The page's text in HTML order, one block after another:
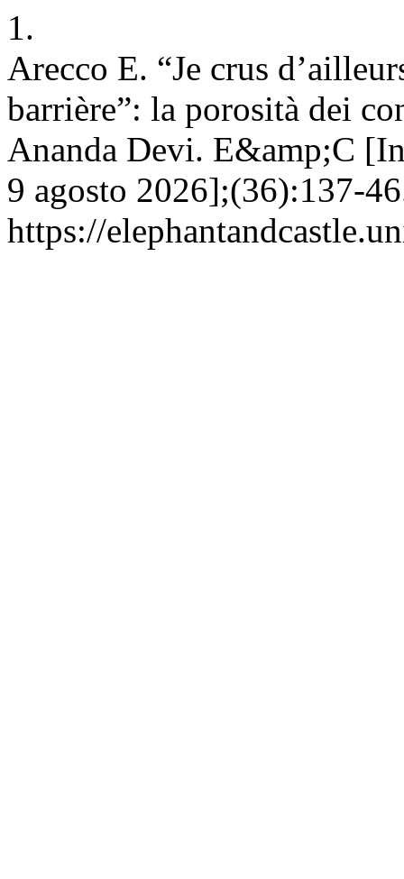
1.
Arecco E. “Je crus
barrière”: la porosità dei
Ananda Devi. E&amp;C
9 agosto 2026];(36):137-
https://